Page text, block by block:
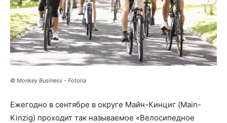
© Monkey Business - Fotolia
Ежегодно в сентябре в округе Майн-Кинциг (Main-
Kinzig) проходит так называемое «Велосипедное